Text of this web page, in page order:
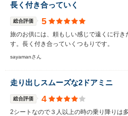
長く付き合っていく
総合評価 5
旅のお供には、頼もしい感じで遠くに行
す。長く付き合っていくつもりです。
sayamanさん
走り出しスムーズな2ドアミニ
総合評価 4
2シートなので３人以上の時の乗り降りは